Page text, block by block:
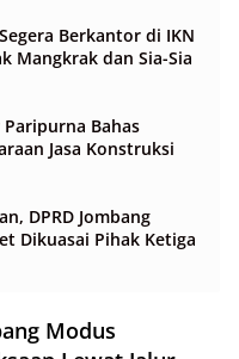
Berkantor di IKN
Mangkrak dan Sia-Sia
Paripurna Bahas
Jasa Konstruksi
DPRD Jombang
Dikuasai Pihak Ketiga
Modus